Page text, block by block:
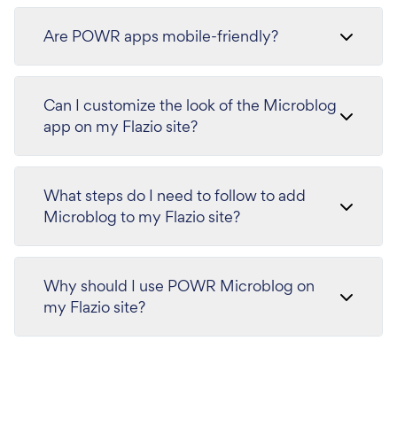
Are POWR apps mobile-friendly?
Can I customize the look of the Microblog
app on my Flazio site?
What steps do I need to follow to add
Microblog to my Flazio site?
Why should I use POWR Microblog on
my Flazio site?